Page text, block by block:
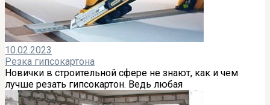
10.02.2023
Резка гипсокартона
Новички в строительной сфере не знают, как и чем
лучше резать гипсокартон. Ведь любая